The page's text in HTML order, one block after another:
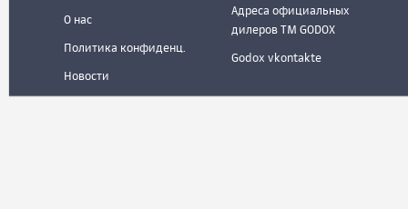
О нас
Политика конфиденц.
Новости
Адреса официальных
дилеров ТМ GODOX
Godox vkontakte